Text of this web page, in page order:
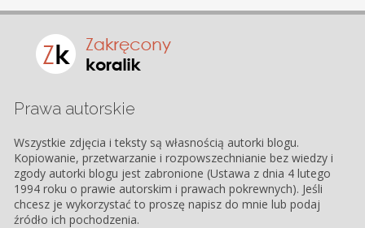
Prawa autorskie
Wszystkie zdjęcia i teksty są własnością autorki blogu.
Kopiowanie, przetwarzanie i rozpowszechnianie bez wiedzy i
zgody autorki blogu jest zabronione (Ustawa z dnia 4 lutego
1994 roku o prawie autorskim i prawach pokrewnych). Jeśli
chcesz je wykorzystać to proszę napisz do mnie lub podaj
źródło ich pochodzenia.